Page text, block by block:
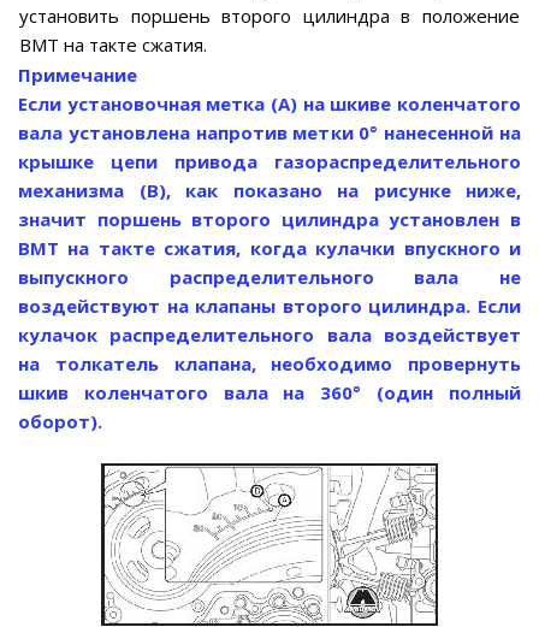
установить поршень второго цилиндра в положение
ВМТ на такте сжатия.
Примечание
Если установочная метка (А) на шкиве коленчатого
вала установлена напротив метки 0° нанесенной на
крышке цепи привода газораспределительного
механизма (В), как показано на рисунке ниже,
значит поршень второго цилиндра установлен в
ВМТ на такте сжатия, когда кулачки впускного и
выпускного распределительного вала не
воздействуют на клапаны второго цилиндра. Если
кулачок распределительного вала воздействует
на толкатель клапана, необходимо провернуть
шкив коленчатого вала на 360° (один полный
оборот).